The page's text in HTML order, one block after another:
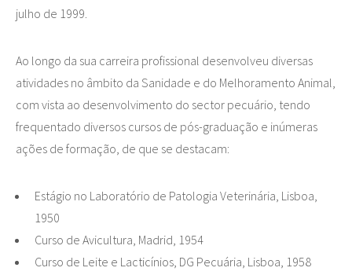
julho de 1999.
Ao longo da sua carreira profissional desenvolveu diversas
atividades no âmbito da Sanidade e do Melhoramento Animal,
com vista ao desenvolvimento do sector pecuário, tendo
frequentado diversos cursos de pós-graduação e inúmeras
ações de formação, de que se destacam:
Estágio no Laboratório de Patologia Veterinária, Lisboa,
1950
Curso de Avicultura, Madrid, 1954
Curso de Leite e Lacticínios, DG Pecuária, Lisboa, 1958